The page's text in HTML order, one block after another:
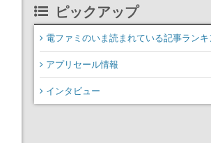
前のめり。公式ア
トも開設され、
ピックアップ
電ファミのいま読まれている記事ラン
アプリセール情報
インタビュー